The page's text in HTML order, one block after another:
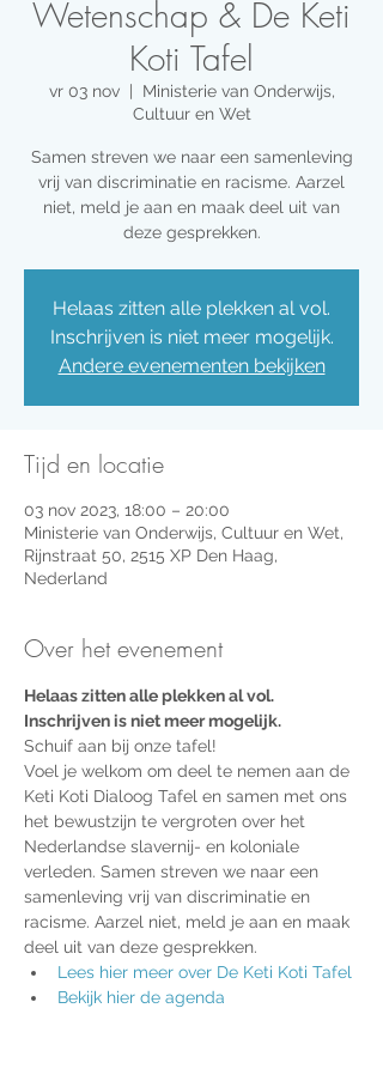
Wetenschap & De Keti
Koti Tafel
vr 03 nov
  |
Ministerie van Onderwijs,
Cultuur en Wet
Samen streven we naar een samenleving
vrij van discriminatie en racisme. Aarzel
niet, meld je aan en maak deel uit van
deze gesprekken.
Helaas zitten alle plekken al vol.
Inschrijven is niet meer mogelijk.
Andere evenementen bekijken
Tijd en locatie
03 nov 2023, 18:00 – 20:00
Ministerie van Onderwijs, Cultuur en Wet,
Rijnstraat 50, 2515 XP Den Haag,
Nederland
Over het evenement
Helaas zitten alle plekken al vol.
Inschrijven is niet meer mogelijk.
Schuif aan bij onze tafel!
Voel je welkom om deel te nemen aan de
Keti Koti Dialoog Tafel en samen met ons
het bewustzijn te vergroten over het
Nederlandse slavernij- en koloniale
verleden. Samen streven we naar een
samenleving vrij van discriminatie en
racisme. Aarzel niet, meld je aan en maak
deel uit van deze gesprekken.
Lees hier meer over De Keti Koti Tafel
Bekijk hier de agenda